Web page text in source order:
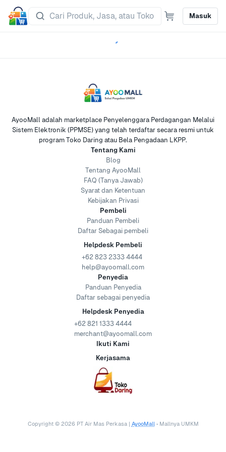
Masuk
AyooMall adalah marketplace Penyelenggara Perdagangan Melalui
Sistem Elektronik (PPMSE) yang telah terdaftar secara resmi untuk
program Toko Daring atau Bela Pengadaan LKPP.
Tentang Kami
Blog
Tentang AyooMall
FAQ (Tanya Jawab)
Syarat dan Ketentuan
Kebijakan Privasi
Pembeli
Panduan Pembeli
Daftar Sebagai pembeli
Helpdesk Pembeli
+62 823 2333 4444
help@ayoomall.com
Penyedia
Panduan Penyedia
Daftar sebagai penyedia
Helpdesk Penyedia
+62 821 1333 4444
merchant@ayoomall.com
Ikuti Kami
Kerjasama
Copyright © 2026 PT Air Mas Perkasa | AyooMall • Mallnya UMKM